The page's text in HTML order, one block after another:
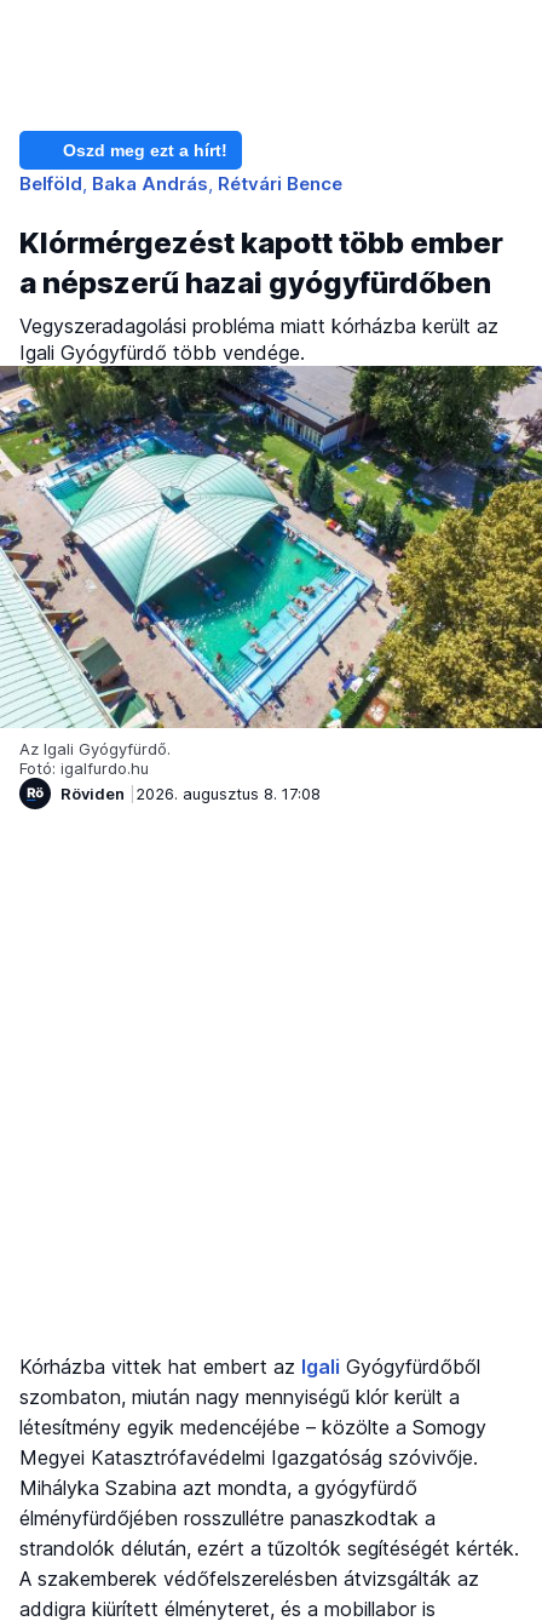
Oszd meg ezt a hírt!
Belföld Baka András Rétvári Bence
Klórmérgezést kapott több ember
a népszerű hazai gyógyfürdőben
Vegyszeradagolási probléma miatt kórházba került az
Igali Gyógyfürdő több vendége.
Az Igali Gyógyfürdő.
Fotó: igalfurdo.hu
Röviden
2026. augusztus 8. 17:08
Kórházba vittek hat embert az Igali Gyógyfürdőből
szombaton, miután nagy mennyiségű klór került a
létesítmény egyik medencéjébe – közölte a Somogy
Megyei Katasztrófavédelmi Igazgatóság szóvivője.
Mihályka Szabina azt mondta, a gyógyfürdő
élményfürdőjében rosszullétre panaszkodtak a
strandolók délután, ezért a tűzoltók segítéségét kérték.
A szakemberek védőfelszerelésben átvizsgálták az
addigra kiürített élményteret, és a mobillabor is